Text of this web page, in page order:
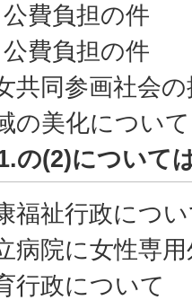
公費負担の件
公費負担の件
共同参画社会
の美化について
の(2)について
福祉行政につ
病院に女性専
行政について